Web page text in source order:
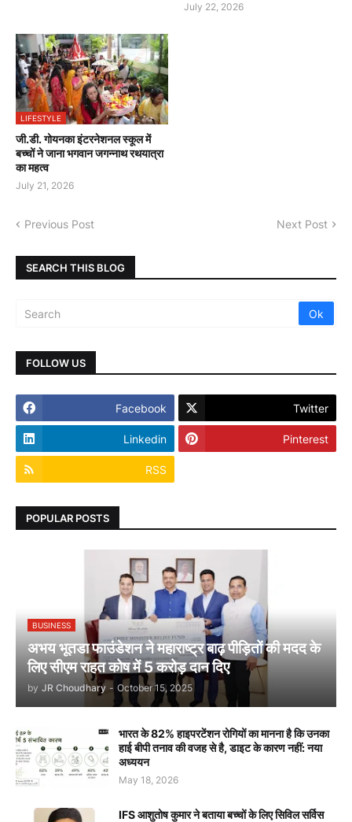
July 22, 2026
LIFESTYLE
जी.डी. गोयनका इंटरनेशनल स्कूल में
बच्चों ने जाना भगवान जगन्नाथ रथयात्रा
का महत्व
July 21, 2026
Previous Post Next Post
SEARCH THIS BLOG
FOLLOW US
Facebook Twitter
Linkedin Pinterest
RSS
POPULAR POSTS
BUSINESS
अभय भूतडा फाउंडेशन ने महाराष्ट्र बाढ़ पीड़ितों की मदद के
लिए सीएम राहत कोष में 5 करोड़ दान दिए
by JR Choudhary - October 15, 2025
भारत के 82% हाइपरटेंशन रोगियों का मानना है कि उनका
हाई बीपी तनाव की वजह से है, डाइट के कारण नहीं: नया
अध्ययन
May 18, 2026
IFS आशुतोष कुमार ने बताया बच्चों के लिए सिविल सर्विस